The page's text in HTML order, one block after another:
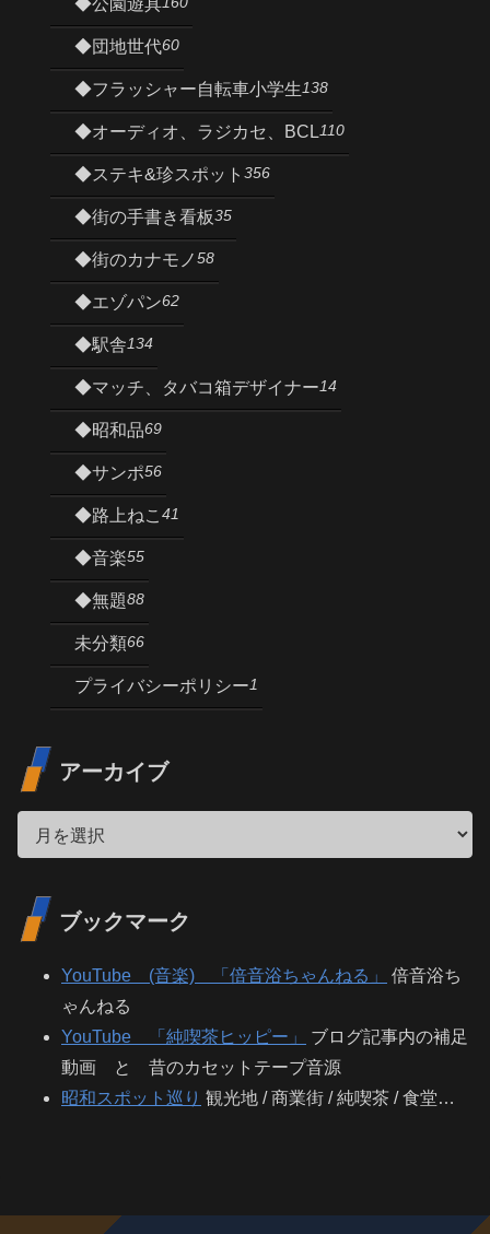
◆公園遊具
◆団地世代60
◆フラッシャー自転車小学生138
◆オーディオ、ラジカセ、BCL110
◆ステキ&珍スポット 356
◆街の手書き看板35
◆街のカナモノ58
◆エゾパン62
◆駅舎134
◆マッチ、タバコ箱デザイナー14
◆昭和品69
◆サンポ56
◆路上ねこ 41
◆音楽55
◆無題88
未分類66
プライバシーポリシー1
アーカイブ
ブックマーク
YouTube (音楽) 「倍音浴ちゃんねる」
倍音浴ち
ゃんねる
YouTube 「純喫茶ヒッピー」
ブログ記事内の補足
動画 と 昔のカセットテープ音源
昭和スポット巡り 観光地 / 商業街 / 純喫茶 / 食堂…